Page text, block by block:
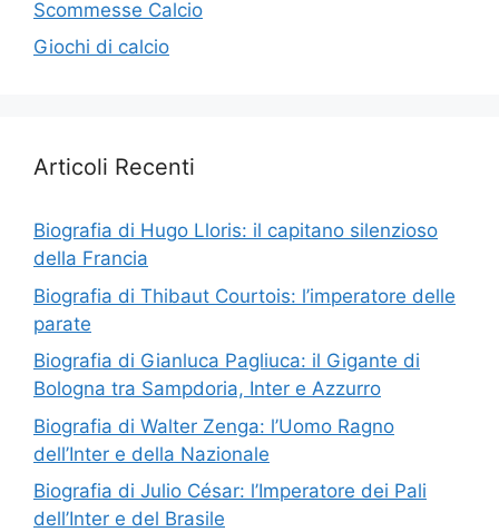
Scommesse Calcio
Giochi di calcio
Articoli Recenti
Biografia di Hugo Lloris: il capitano silenzioso
della Francia
Biografia di Thibaut Courtois: l’imperatore delle
parate
Biografia di Gianluca Pagliuca: il Gigante di
Bologna tra Sampdoria, Inter e Azzurro
Biografia di Walter Zenga: l’Uomo Ragno
dell’Inter e della Nazionale
Biografia di Julio César: l’Imperatore dei Pali
dell’Inter e del Brasile